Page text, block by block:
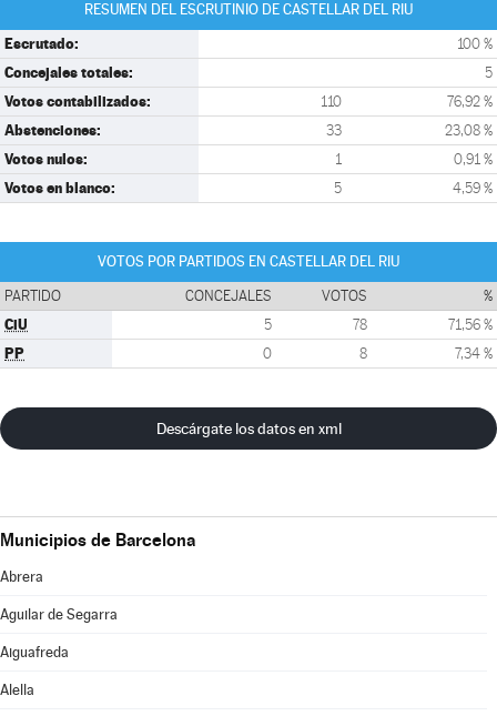
RESUMEN DEL ESCRUTINIO DE CASTELLAR DEL RIU
Escrutado: 100 %
Concejales totales: 5
Votos contabilizados: 110 76,92 %
Abstenciones: 33 23,08 %
Votos nulos: 1 0,91 %
Votos en blanco: 5 4,59 %
VOTOS POR PARTIDOS EN CASTELLAR DEL RIU
PARTIDO CONCEJALES VOTOS %
CiU 5 78 71,56 %
PP 0 8 7,34 %
Descárgate los datos en xml
Municipios de Barcelona
Abrera
Aguilar de Segarra
Aiguafreda
Alella